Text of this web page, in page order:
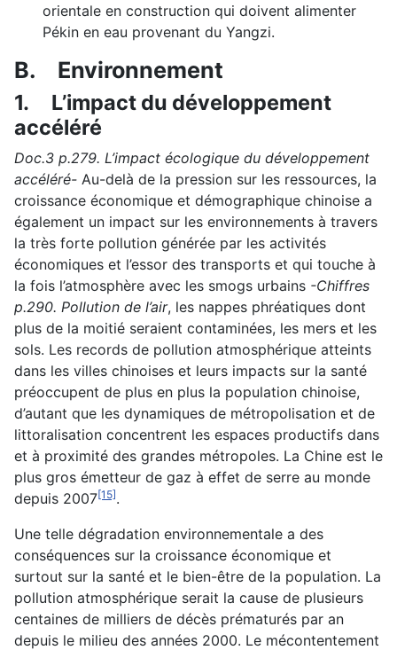
orientale en construction qui doivent alimenter
Pékin en eau provenant du Yangzi.
B. Environnement
1. L’impact du développement
accéléré
Doc.3 p.279. L’impact écologique du développement
accéléré- Au-delà de la pression sur les ressources, la
croissance économique et démographique chinoise a
également un impact sur les environnements à travers
la très forte pollution générée par les activités
économiques et l’essor des transports et qui touche à
la fois l’atmosphère avec les smogs urbains -Chiffres
p.290. Pollution de l’air, les nappes phréatiques dont
plus de la moitié seraient contaminées, les mers et les
sols. Les records de pollution atmosphérique atteints
dans les villes chinoises et leurs impacts sur la santé
préoccupent de plus en plus la population chinoise,
d’autant que les dynamiques de métropolisation et de
littoralisation concentrent les espaces productifs dans
et à proximité des grandes métropoles. La Chine est le
plus gros émetteur de gaz à effet de serre au monde
depuis 2007[15].
Une telle dégradation environnementale a des
conséquences sur la croissance économique et
surtout sur la santé et le bien-être de la population. La
pollution atmosphérique serait la cause de plusieurs
centaines de milliers de décès prématurés par an
depuis le milieu des années 2000. Le mécontentement